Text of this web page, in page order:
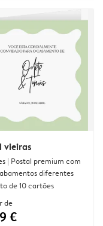
vieiras
| Postal premium com
diferentes
de 10 cartões
de
€